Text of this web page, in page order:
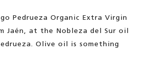
Pedrueza Organic Extra Virgin
Jaén, at the Nobleza del Sur oil
Olive oil is something